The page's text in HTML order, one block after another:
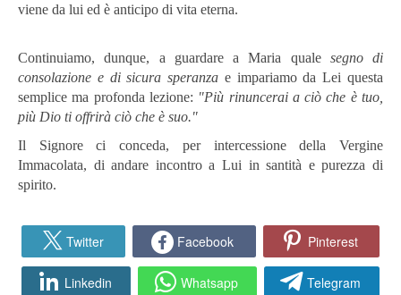
viene da lui ed è anticipo di vita eterna.
Continuiamo, dunque, a guardare a Maria quale segno di
consolazione e di sicura speranza e impariamo da Lei questa
semplice ma profonda lezione: "Più rinuncerai a ciò che è tuo,
più Dio ti offrirà ciò che è suo."
Il Signore ci conceda, per intercessione della Vergine
Immacolata, di andare incontro a Lui in santità e purezza di
spirito.
Twitter Facebook Pinterest
Linkedin Whatsapp Telegram